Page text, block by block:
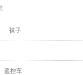
袜子
遥控车